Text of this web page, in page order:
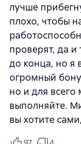
лучше
плохо, чтобы
проверят, да и
до конца, но я
огромный
но и для
выполняйте.
вы хотите